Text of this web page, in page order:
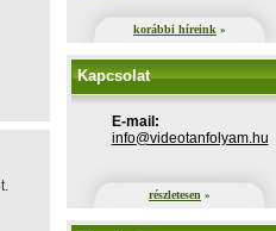
korábbi híreink »
Kapcsolat
E-mail:
uh.maylofnatoediv@ofni
részletesen »